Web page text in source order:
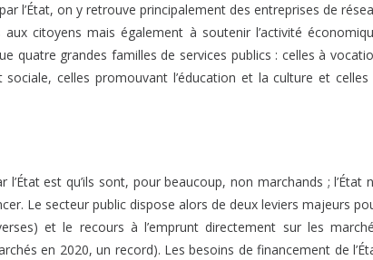
l’État, on y retrouve principalement des entreprises de
citoyens mais également à soutenir l’activité
quatre grandes familles de services publics : celles à
celles promouvant l’éducation et la culture et celles
est qu’ils sont, pour beaucoup, non marchands ; l’État
Le secteur public dispose alors de deux leviers majeurs
et le recours à l’emprunt directement sur les
en 2020, un record). Les besoins de financement de